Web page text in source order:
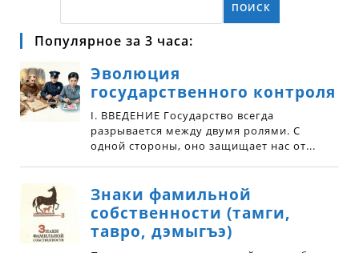
ПОИСК
Популярное за 3 часа: